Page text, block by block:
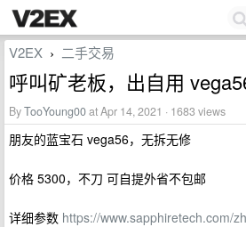
V2EX › 二手交易
呼叫矿老板，出自用
ByTooYoung00at Apr 14, 2021 · 1683 views
朋友的蓝宝石 vega56，无拆无修
价格 5300，不刀 可自提外省不包邮
详细参数 https://www.sapphiretech.com/